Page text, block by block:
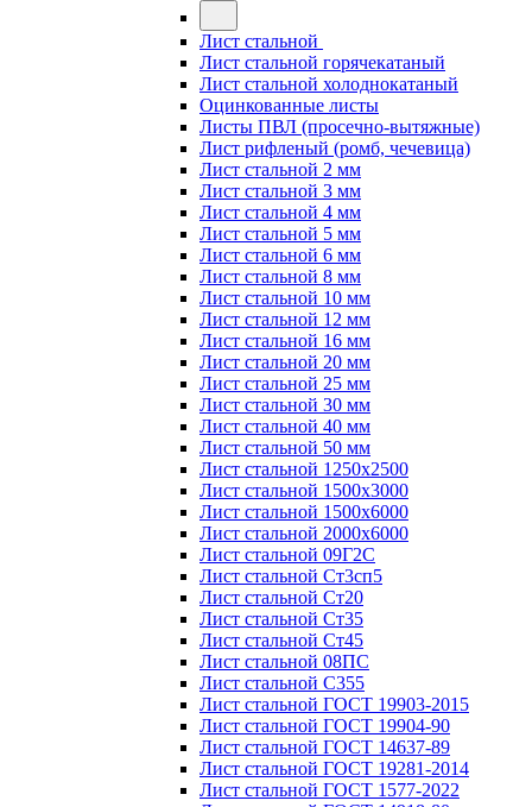
Лист стальной
Лист стальной горячекатаный
Лист стальной холоднокатаный
Оцинкованные листы
Листы ПВЛ (просечно-вытяжные)
Лист рифленый (ромб, чечевица)
Лист стальной 2 мм
Лист стальной 3 мм
Лист стальной 4 мм
Лист стальной 5 мм
Лист стальной 6 мм
Лист стальной 8 мм
Лист стальной 10 мм
Лист стальной 12 мм
Лист стальной 16 мм
Лист стальной 20 мм
Лист стальной 25 мм
Лист стальной 30 мм
Лист стальной 40 мм
Лист стальной 50 мм
Лист стальной 1250х2500
Лист стальной 1500х3000
Лист стальной 1500х6000
Лист стальной 2000х6000
Лист стальной 09Г2С
Лист стальной Ст3сп5
Лист стальной Ст20
Лист стальной Ст35
Лист стальной Ст45
Лист стальной 08ПС
Лист стальной С355
Лист стальной ГОСТ 19903-2015
Лист стальной ГОСТ 19904-90
Лист стальной ГОСТ 14637-89
Лист стальной ГОСТ 19281-2014
Лист стальной ГОСТ 1577-2022